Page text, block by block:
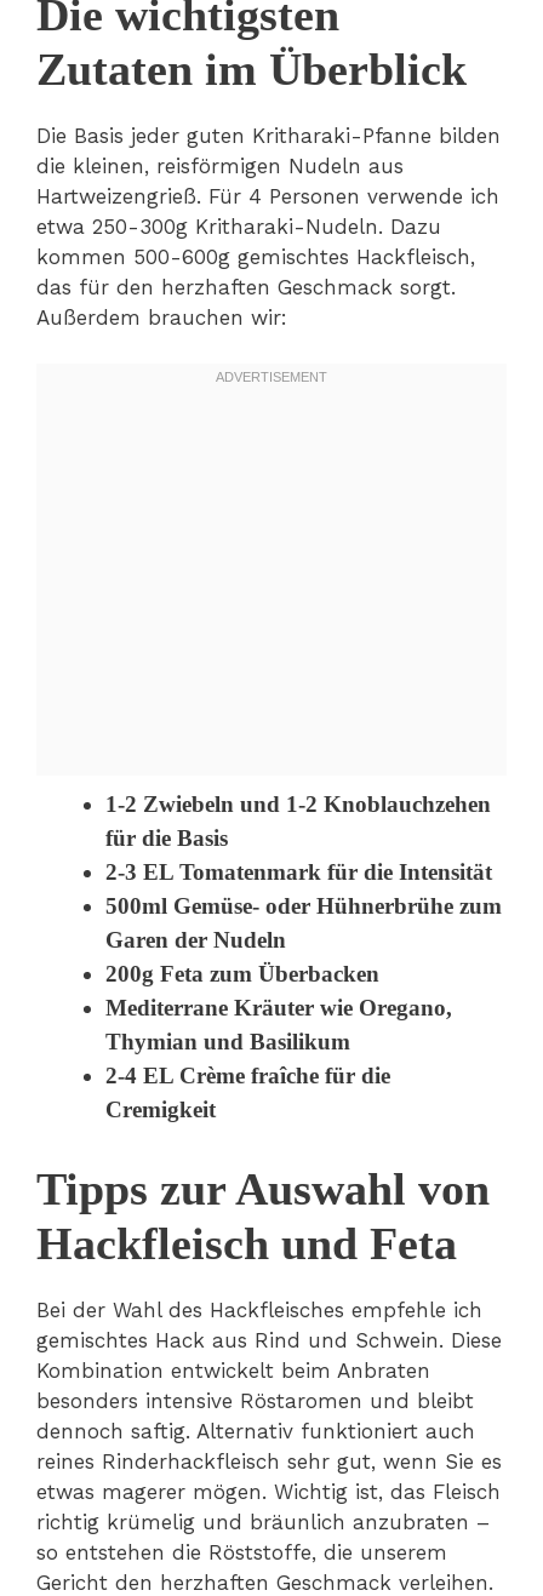
Die wichtigsten
Zutaten im Überblick
Die Basis jeder guten Kritharaki-Pfanne bilden
die kleinen, reisförmigen Nudeln aus
Hartweizengrieß. Für 4 Personen verwende ich
etwa 250-300g Kritharaki-Nudeln. Dazu
kommen 500-600g gemischtes Hackfleisch,
das für den herzhaften Geschmack sorgt.
Außerdem brauchen wir:
1-2 Zwiebeln und 1-2 Knoblauchzehen
für die Basis
2-3 EL Tomatenmark für die Intensität
500ml Gemüse- oder Hühnerbrühe zum
Garen der Nudeln
200g Feta zum Überbacken
Mediterrane Kräuter wie Oregano,
Thymian und Basilikum
2-4 EL Crème fraîche für die
Cremigkeit
Tipps zur Auswahl von
Hackfleisch und Feta
Bei der Wahl des Hackfleisches empfehle ich
gemischtes Hack aus Rind und Schwein. Diese
Kombination entwickelt beim Anbraten
besonders intensive Röstaromen und bleibt
dennoch saftig. Alternativ funktioniert auch
reines Rinderhackfleisch sehr gut, wenn Sie es
etwas magerer mögen. Wichtig ist, das Fleisch
richtig krümelig und bräunlich anzubraten –
so entstehen die Röststoffe, die unserem
Gericht den herzhaften Geschmack verleihen.